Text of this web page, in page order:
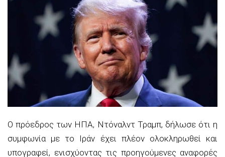
Ο πρόεδρος των ΗΠΑ, Ντόναλντ Τραμπ, δήλωσε ότι η
συμφωνία με το Ιράν έχει πλέον ολοκληρωθεί και
υπογραφεί, ενισχύοντας τις προηγούμενες αναφορές